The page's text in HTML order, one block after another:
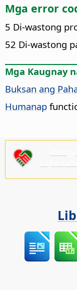
Mga error
5 Di-wastong
52 Di-wastong
Mga Kaugnay
Buksan ang
Humanap